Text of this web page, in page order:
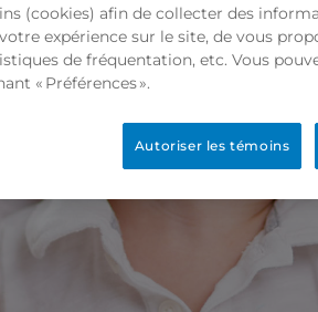
(cookies) afin de collecter des
expérience sur le site, de vous
de fréquentation, etc. Vous
« Préférences ».
Autoriser les témoins